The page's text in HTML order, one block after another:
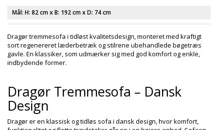
Mål: H: 82 cmx B: 192 cmx D: 74 cm
Dragør tremmesofa i tidløst kvalitetsdesign, monteret med kraftigt
sort regenereretlæderbetræk og stilrene ubehandlede bøgetræs
gavle. En klassiker, som udmærker sig med god komfort og enkle,
indbydende former.
Dragør Tremmesofa – Dansk
Design
Dragør er en klassisk og tidløs sofa i dansk design, hvor komfort,